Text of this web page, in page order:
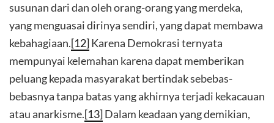
susunan dari dan oleh orang-orang yang merdeka,
yang menguasai dirinya sendiri, yang dapat membawa
kebahagiaan.[12]Karena Demokrasi ternyata
mempunyai kelemahan karena dapat memberikan
peluang kepada masyarakat bertindak sebebas-
bebasnya tanpa batas yang akhirnya terjadi kekacauan
atau anarkisme.[13]Dalam keadaan yang demikian,